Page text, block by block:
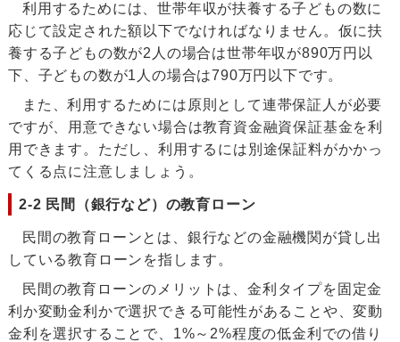
利用するためには、世帯年収が扶養する子どもの数に
応じて設定された額以下でなければなりません。仮に扶
養する子どもの数が2人の場合は世帯年収が890万円以
下、子どもの数が1人の場合は790万円以下です。
また、利用するためには原則として連帯保証人が必要
ですが、用意できない場合は教育資金融資保証基金を利
用できます。ただし、利用するには別途保証料がかかっ
てくる点に注意しましょう。
2-2 民間（銀行など）の教育ローン
民間の教育ローンとは、銀行などの金融機関が貸し出
している教育ローンを指します。
民間の教育ローンのメリットは、金利タイプを固定金
利か変動金利かで選択できる可能性があることや、変動
金利を選択することで、1%～2%程度の低金利での借り